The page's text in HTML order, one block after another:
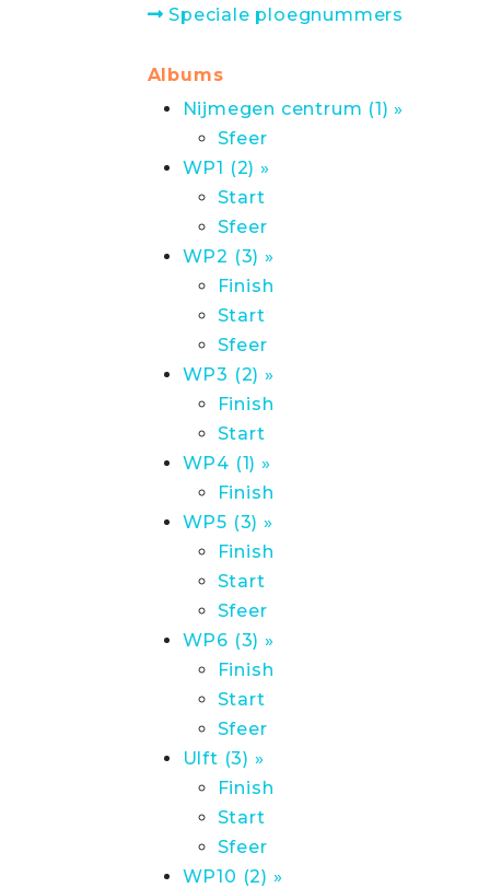
Speciale ploegnummers
Albums
Nijmegen centrum (1) »
Sfeer
WP1 (2) »
Start
Sfeer
WP2 (3) »
Finish
Start
Sfeer
WP3 (2) »
Finish
Start
WP4 (1) »
Finish
WP5 (3) »
Finish
Start
Sfeer
WP6 (3) »
Finish
Start
Sfeer
Ulft (3) »
Finish
Start
Sfeer
WP10 (2) »